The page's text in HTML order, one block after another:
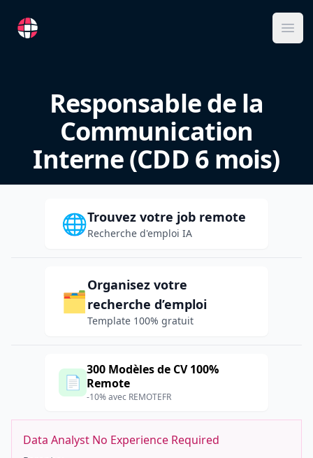
RemoteFR
Responsable de la
Communication
Interne (CDD 6 mois)
🌐Trouvez votre job remote
Recherche d'emploi IA
🗂️
Organisez votre
recherche d’emploi
Template 100% gratuit
📄
300 Modèles de CV 100%
Remote
-10% avec REMOTEFR
Data Analyst No Experience Required